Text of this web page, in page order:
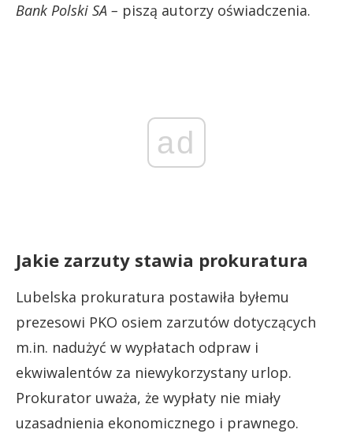
Bank Polski SA – piszą autorzy oświadczenia.
ad
Jakie zarzuty stawia prokuratura
Lubelska prokuratura postawiła byłemu
prezesowi PKO osiem zarzutów dotyczących
m.in. nadużyć w wypłatach odpraw i
ekwiwalentów za niewykorzystany urlop.
Prokurator uważa, że wypłaty nie miały
uzasadnienia ekonomicznego i prawnego.